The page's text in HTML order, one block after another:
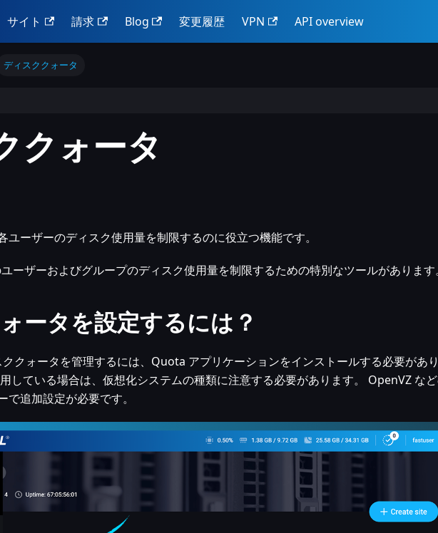
サイト 請求 Blog 変更履歴 VPN API overview
ディスククォータ
クォータ
ユーザーのディスク使用量を制限するのに役立つ機能です。
ーザーおよびグループのディスク使用量を制限するための特別なツールがあります
ータを設定するには？
ククォータを管理するには、Quota アプリケーションをインストールする必要があ
している場合は、仮想化システムの種類に注意する必要があります。 OpenVZ な
追加設定が必要です。